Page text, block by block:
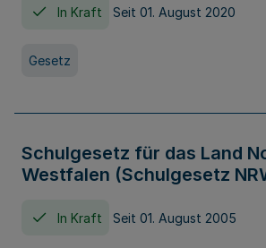
In Kraft Seit 01. August 2020
Gesetz
Schulgesetz für das Land
Westfalen (Schulgesetz
In Kraft Seit 01. August 2005